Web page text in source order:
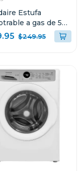
Estufa
a gas de 5
ftgc3050
$249.95